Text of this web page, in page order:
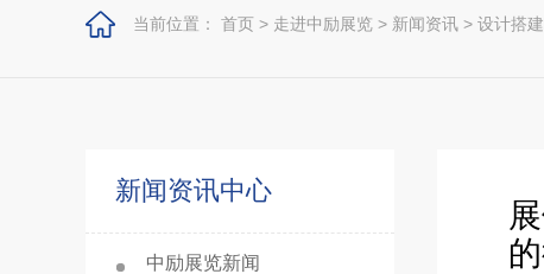
当前位置： 首页 > 走进中励展览 > 新闻资讯 > 设计搭
新闻资讯中心
中励展览新闻